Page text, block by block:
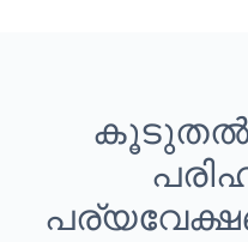
കൂടുതൽ